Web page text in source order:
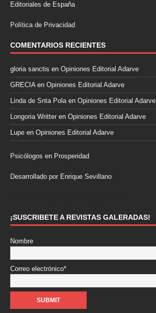
Editoriales de España
Política de Privacidad
COMENTARIOS RECIENTES
gloria sanctis en Opiniones Editorial Adarve
GRECIAen Opiniones Editorial Adarve
Linda de Snta Polaen Opiniones Editorial Adarve
Longoria Writter en Opiniones Editorial Adarve
Lupe en Opiniones Editorial Adarve
Psicólogos en Prosperidad
Desarrollado por Enrique Sevillano
¡SUSCRIBETE A REVISTAS GALERADAS!
Nombre
Correo electrónico*